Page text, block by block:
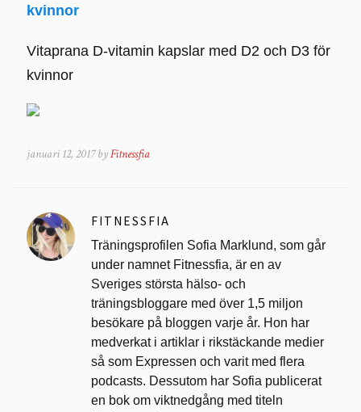
Vitaprana D-vitamin kapslar med D2 och D3 för
kvinnor
januari 12, 2017 byFitnessfia
FITNESSFIA
Träningsprofilen Sofia Marklund, som går
under namnet Fitnessfia, är en av
Sveriges största hälso- och
träningsbloggare med över 1,5 miljon
besökare på bloggen varje år. Hon har
medverkat i artiklar i rikstäckande medier
så som Expressen och varit med flera
podcasts. Dessutom har Sofia publicerat
en bok om viktnedgång med titeln